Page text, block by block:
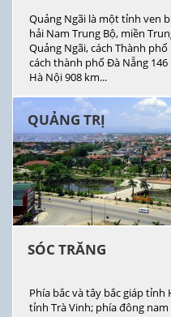
Quảng Ngãi là một tỉnh ven
hải Nam Trung Bộ, miền
Quảng Ngãi, cách Thành
cách thành phố Đà Nẵng
Hà Nội 908 km...
QUẢNG TRỊ
SÓC TRĂNG
Phía bắc và tây bắc giáp tỉnh
tỉnh Trà Vinh; phía đông